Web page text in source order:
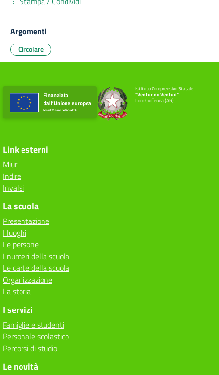
Argomenti
Circolare
Istituto Comprensivo Statale
"Venturino Venturi"
Loro Ciuffenna (AR)
Link esterni
Miur
Indire
Invalsi
La scuola
Presentazione
I luoghi
Le persone
I numeri della scuola
Le carte della scuola
Organizzazione
La storia
I servizi
Famiglie e studenti
Personale scolastico
Percorsi di studio
Le novità